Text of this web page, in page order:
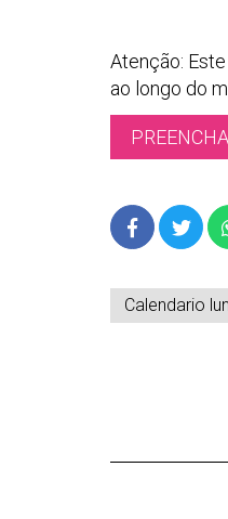
Atenção:
ao longo do
FACEBOOK
Calendario